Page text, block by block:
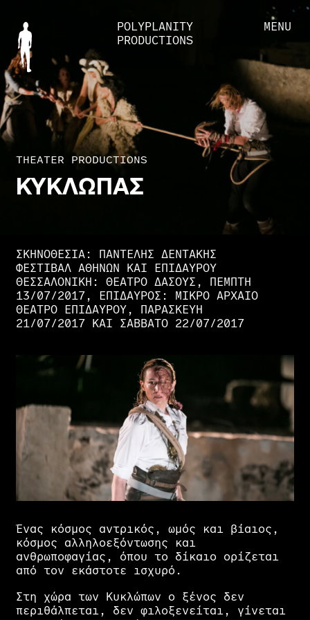
POLYPLANITY
PRODUCTIONS
MENU
THEATER PRODUCTIONS
ΚΥΚΛΩΠΑΣ
ΣΚΗΝΟΘΕΣΙΑ: ΠΑΝΤΕΛΉΣ ΔΕΝΤΆΚΗΣ
ΦΕΣΤΙΒΆΛ ΑΘΗΝΏΝ ΚΑΙ ΕΠΙΔΑΎΡΟΥ
ΘΕΣΣΑΛΟΝΊΚΗ: ΘΈΑΤΡΟ ΔΆΣΟΥΣ, ΠΈΜΠΤΗ
13/07/2017, ΕΠΊΔΑΥΡΟΣ: ΜΙΚΡΌ ΑΡΧΑΊΟ
ΘΈΑΤΡΟ ΕΠΙΔΑΎΡΟΥ, ΠΑΡΑΣΚΕΥΉ
21/07/2017 ΚΑΙ ΣΆΒΒΑΤΟ 22/07/2017
Ένας κόσμος αντρικός, ωμός και βίαιος,
κόσμος αλληλοεξόντωσης
και
ανθρωποφαγίας,
όπου το δίκαιο ορίζεται
από τον εκάστοτε ισχυρό.
Στη χώρα των Κυκλώπων ο ξένος δεν
περιθάλπεται,
δεν φιλοξενείται,
γίνεται